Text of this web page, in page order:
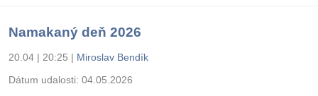
Namakaný deň 2026
20.04 | 20:25 | Miroslav Bendík
Dátum udalosti: 04.05.2026